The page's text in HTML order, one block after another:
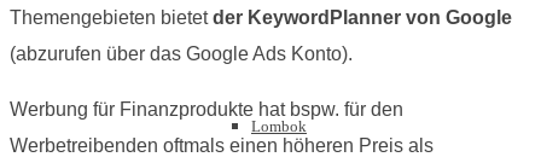
Lombok
Themengebieten bietetder KeywordPlanner von Google
(abzurufen über das Google Ads Konto).
Werbung für Finanzprodukte hat bspw. für den
Werbetreibenden oftmals einen höheren Preis als